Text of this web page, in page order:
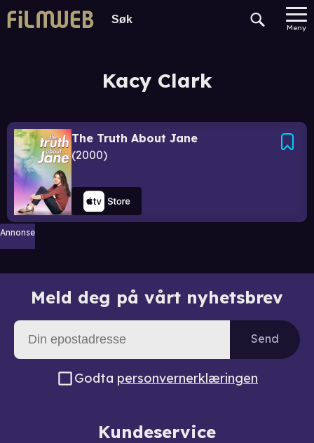
Meny
Kacy Clark
The Truth About Jane
2000
Annonse
Meld deg på vårt nyhetsbrev
Send
Godta personvernerklæringen
Kundeservice